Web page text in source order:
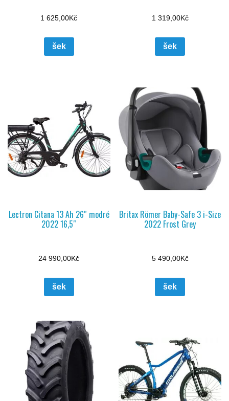
1 625,00Kč
šek
1 319,00Kč
šek
Lectron Citana 13 Ah 26″ modré
2022 16,5″
24 990,00Kč
šek
Britax Römer Baby-Safe 3 i-Size
2022 Frost Grey
5 490,00Kč
šek